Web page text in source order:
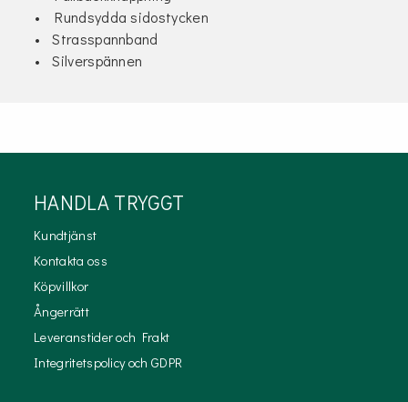
• Rundsydda sidostycken
• Strasspannband
• Silverspännen
HANDLA TRYGGT
Kundtjänst
Kontakta oss
Köpvillkor
Ångerrätt
Leveranstider och Frakt
Integritetspolicy och GDPR